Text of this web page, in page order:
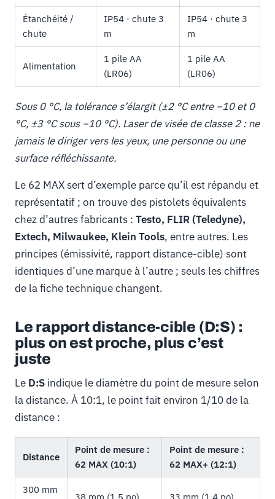
Étanchéité /
chute
IP54 · chute 3
m
IP54 · chute 3
m
Alimentation
1 pile AA
(LR06)
1 pile AA
(LR06)
Sous 0 °C, la tolérance s’élargit (±2 °C entre −10 et 0
°C, ±3 °C sous −10 °C). Laser de visée de classe 2 : ne
jamais le diriger vers les yeux, une personne ou une
surface réfléchissante.
Le 62 MAX sert d’exemple parce qu’il est répandu et
représentatif ; on trouve des pistolets équivalents
chez d’autres fabricants : Testo, FLIR (Teledyne),
Extech, Milwaukee, Klein Tools, entre autres. Les
principes (émissivité, rapport distance-cible) sont
identiques d’une marque à l’autre ; seuls les chiffres
de la fiche technique changent.
Le rapport distance-cible (D:S) :
plus on est proche, plus c’est
juste
Le D:S indique le diamètre du point de mesure selon
la distance. À 10:1, le point fait environ 1/10 de la
distance :
Distance
Point de mesure :
62 MAX (10:1)
Point de mesure :
62 MAX+ (12:1)
300 mm